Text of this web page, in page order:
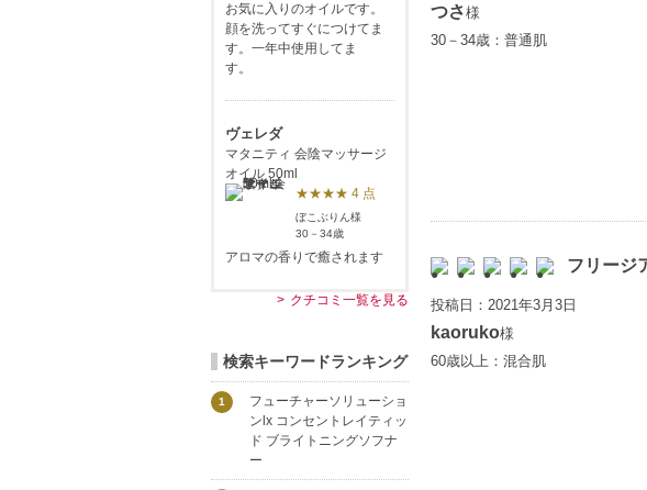
つさ様
30－34歳：普通肌
フリージ
投稿日：2021年3月3日
kaoruko様
60歳以上：混合肌
お気に入りのオイルです。
顔を洗ってすぐにつけてま
す。一年中使用してま
す。
ヴェレダ
マタニティ 会陰マッサージ
オイル 50ml
★★★★ 4 点
ぼこぶりん様
30－34歳
アロマの香りで癒されます
クチコミ一覧を見る
検索キーワードランキング
1
フューチャーソリューショ
ンlx コンセントレイティッ
ド ブライトニングソフナ
ー